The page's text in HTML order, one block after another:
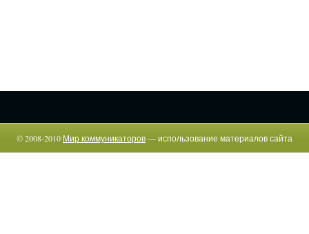
© 2008-2010 Мир коммуникаторов— использование материалов сайта